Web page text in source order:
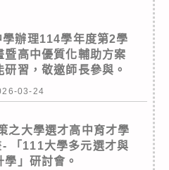
辦理114學年度第2學
暨高中優質化輔助方案
習，敬邀師長參與。
03-24
之大學選才高中育才學
「111大學多元選才與
學」研討會。